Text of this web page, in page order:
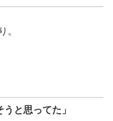
。
と思ってた」